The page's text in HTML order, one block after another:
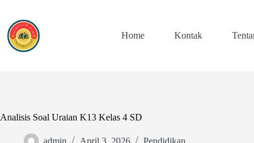
content
Home
Kontak
Analisis Soal Uraian K13 Kelas 4 SD
admin April 3, 2026 Pendidikan